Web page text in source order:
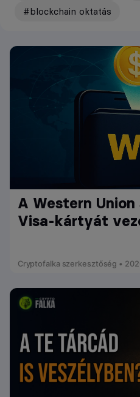
#blockchain oktatás
A Western
Visa-kártyát
Cryptofalka szerkesztőség •